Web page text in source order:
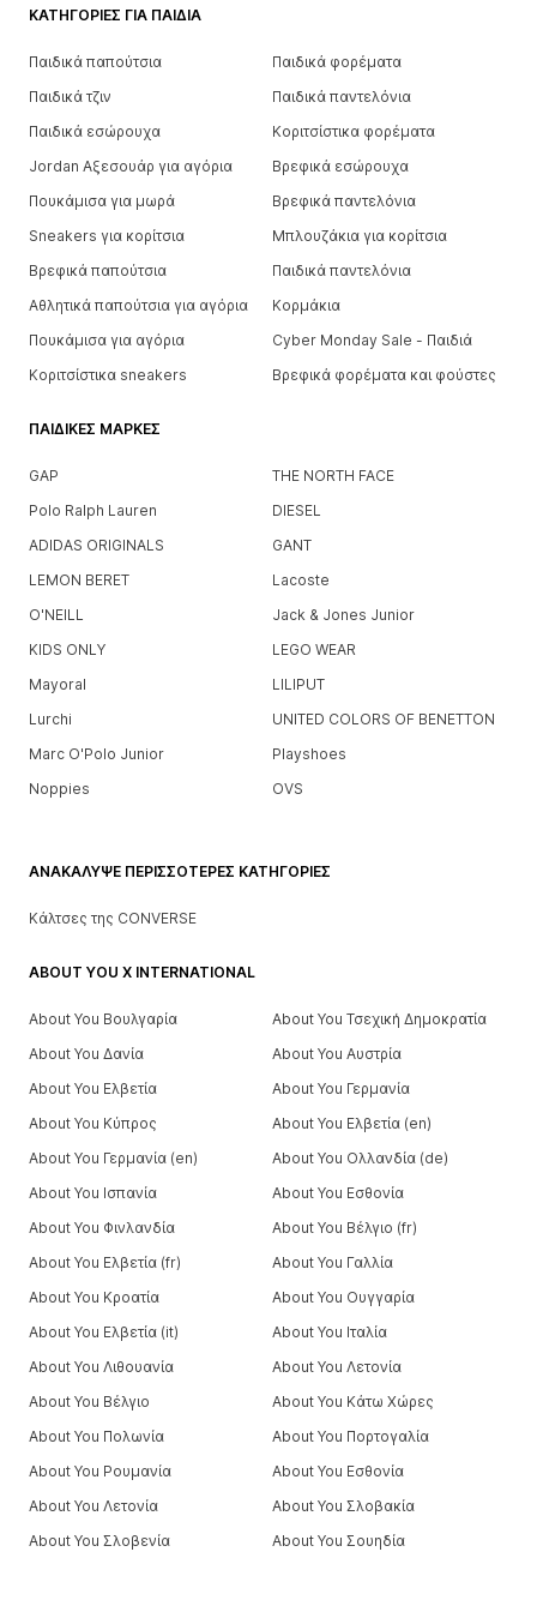
ΚΑΤΗΓΟΡΊΕΣ ΓΙΑ ΠΑΙΔΙΆ
Παιδικά παπούτσια
Παιδικά φορέματα
Παιδικά τζιν
Παιδικά παντελόνια
Παιδικά εσώρουχα
Κοριτσίστικα φορέματα
Jordan Αξεσουάρ για αγόρια
Βρεφικά εσώρουχα
Πουκάμισα για μωρά
Βρεφικά παντελόνια
Sneakers για κορίτσια
Μπλουζάκια για κορίτσια
Βρεφικά παπούτσια
Παιδικά παντελόνια
Αθλητικά παπούτσια για αγόρια
Κορμάκια
Πουκάμισα για αγόρια
Cyber Monday Sale - Παιδιά
Κοριτσίστικα sneakers
Βρεφικά φορέματα και φούστες
ΠΑΙΔΙΚΈΣ ΜΆΡΚΕΣ
GAP
THE NORTH FACE
Polo Ralph Lauren
DIESEL
ADIDAS ORIGINALS
GANT
LEMON BERET
Lacoste
O'NEILL
Jack & Jones Junior
KIDS ONLY
LEGO WEAR
Mayoral
LILIPUT
Lurchi
UNITED COLORS OF BENETTON
Marc O'Polo Junior
Playshoes
Noppies
OVS
ΑΝΑΚΆΛΥΨΕ ΠΕΡΙΣΣΌΤΕΡΕΣ ΚΑΤΗΓΟΡΊΕΣ
Κάλτσες της CONVERSE
ABOUT YOU X INTERNATIONAL
About You Βουλγαρία
About You Τσεχική Δημοκρατία
About You Δανία
About You Αυστρία
About You Ελβετία
About You Γερμανία
About You Κύπρος
About You Ελβετία (en)
About You Γερμανία (en)
About You Ολλανδία (de)
About You Ισπανία
About You Εσθονία
About You Φινλανδία
About You Βέλγιο (fr)
About You Ελβετία (fr)
About You Γαλλία
About You Κροατία
About You Ουγγαρία
About You Ελβετία (it)
About You Ιταλία
About You Λιθουανία
About You Λετονία
About You Βέλγιο
About You Κάτω Χώρες
About You Πολωνία
About You Πορτογαλία
About You Ρουμανία
About You Εσθονία
About You Λετονία
About You Σλοβακία
About You Σλοβενία
About You Σουηδία